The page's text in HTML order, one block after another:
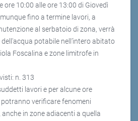
ore 10:00 alle ore 13:00 di Giovedì
fino a termine lavori, a
al serbatoio di zona, verrà
potabile nell’intero abitato
Foscalina e zone limitrofe in
n. 313
lavori e per alcune ore
potranno verificare fenomeni
in zone adiacenti a quella